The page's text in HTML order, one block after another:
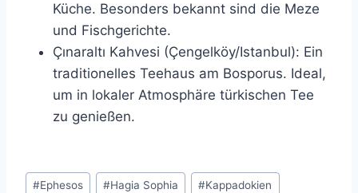
Küche. Besonders bekannt sind die Meze
und Fischgerichte.
Çınaraltı Kahvesi (Çengelköy/Istanbul): Ein
traditionelles Teehaus am Bosporus. Ideal,
um in lokaler Atmosphäre türkischen Tee
zu genießen.
Schlagworte:
#Ephesos #Hagia Sophia #Kappadokien